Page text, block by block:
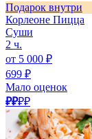
Подарок внутри
Корлеоне Пицца
Суши
2 ч.
от 5 000 ₽
699 ₽
Мало оценок
₽₽₽₽